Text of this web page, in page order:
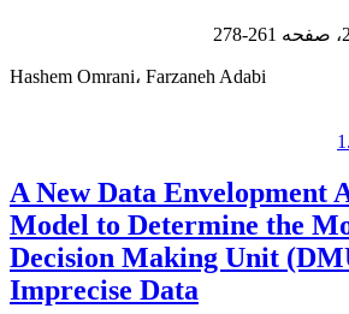
261-278
Hashem Omrani، Farzaneh Adabi
A New Data Envelopment
Model to Determine the
Decision Making Unit
Imprecise Data